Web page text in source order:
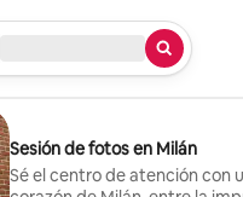
Tipo de servicio
Sesión de fotos en Milán
Sé el centro de atención con